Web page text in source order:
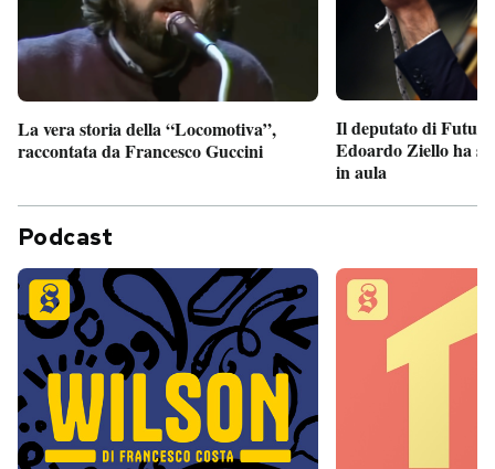
La vera storia della “Locomotiva”,
raccontata da Francesco Guccini
Il deputato di
Edoardo Ziello ha
in aula
Podcast